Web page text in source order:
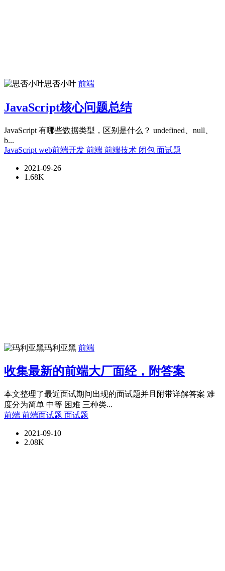
思否小叶 前端
JavaScript核心问题总结
JavaScript 有哪些数据类型，区别是什么？ undefined、null、
b...
JavaScript web前端开发 前端 前端技术 闭包 面试题
2021-09-26
1.68K
玛利亚黑 前端
收集最新的前端大厂面经，附答案
本文整理了最近面试期间出现的面试题并且附带详解答案 难
度分为简单 中等 困难 三种类...
前端 前端面试题 面试题
2021-09-10
2.08K